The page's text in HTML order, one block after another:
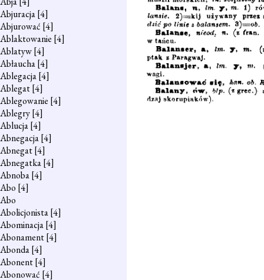
Abjuracja[4]
Abjurować [4]
Ablaktowanie [4]
Ablatyw[4]
Abłaucha[4]
Ablegacja[4]
Ablegat[4]
Ablegowanie [4]
Ablegry[4]
Ablucja[4]
Abnegacja[4]
Abnegat[4]
Abnegatka[4]
Abnoba[4]
Abo [4]
Abo
Abolicjonista[4]
Abominacja[4]
Abonament[4]
Abonda[4]
Abonent[4]
Abonować [4]